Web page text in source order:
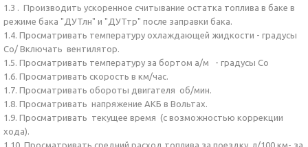
1.3 . Производить ускоренное считывание остатка топлива в баке в
режиме бака "ДУТлн" и "ДУТтр" после заправки бака.
1.4. Просматривать температуру охлаждающей жидкости - градусы
Со/ Включать вентилятор.
1.5. Просматривать температуру за бортом а/м - градусы Со
1.6. Просматривать скорость в км/час.
1.7. Просматривать обороты двигателя об/мин.
1.8. Просматривать напряжение АКБ в Вольтах.
1.9. Просматривать текущее время (с возможностью коррекции
хода).
1.10. Просматривать средний расход топлива за поездку л/100 км- за